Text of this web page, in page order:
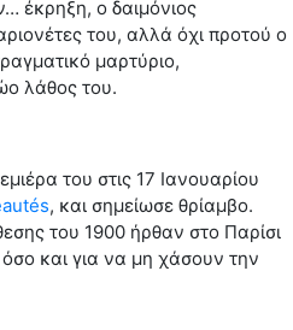
έκρηξη, ο δαιμόνιος
του, αλλά όχι προτού ο
μαρτύριο,
λάθος του.
του στις 17 Ιανουαρίου
, και σημείωσε θρίαμβο.
του 1900 ήρθαν στο Παρίσι
όσο και για να μη χάσουν την